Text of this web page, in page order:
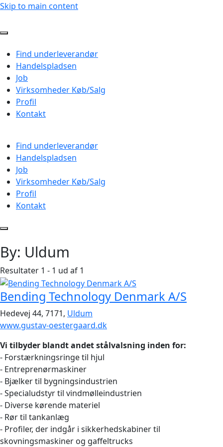
Skip to main content
Find underleverandør
Handelspladsen
Job
Virksomheder Køb/Salg
Profil
Kontakt
Find underleverandør
Handelspladsen
Job
Virksomheder Køb/Salg
Profil
Kontakt
By: Uldum
Resultater 1 - 1 ud af 1
Bending Technology Denmark A/S
Hedevej 44, 7171, Uldum
www.gustav-oestergaard.dk
Vi tilbyder blandt andet stålvalsning inden for:
- Forstærkningsringe til hjul
- Entreprenørmaskiner
- Bjælker til bygningsindustrien
- Specialudstyr til vindmølleindustrien
- Diverse kørende materiel
- Rør til tankanlæg
- Profiler, der indgår i sikkerhedskabiner til
skovningsmaskiner og gaffeltrucks